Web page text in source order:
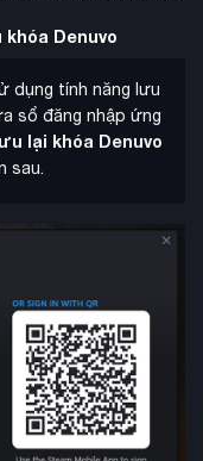
Denuvo
dụng tính năng lưu
sổ đăng nhập ứng
lại khóa Denuvo
sau.